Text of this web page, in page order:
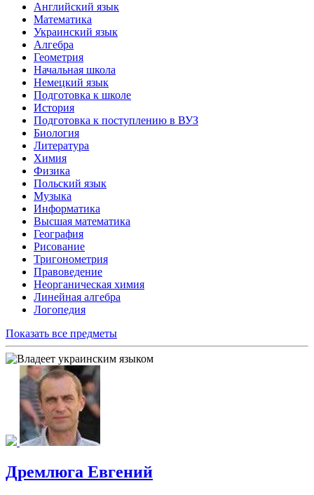
Английский язык
Математика
Украинский язык
Алгебра
Геометрия
Начальная школа
Немецкий язык
Подготовка к школе
История
Подготовка к поступлению в ВУЗ
Биология
Литература
Химия
Физика
Польский язык
Музыка
Информатика
Высшая математика
География
Рисование
Тригонометрия
Правоведение
Неорганическая химия
Линейная алгебра
Логопедия
Показать все предметы
Дремлюга Евгений